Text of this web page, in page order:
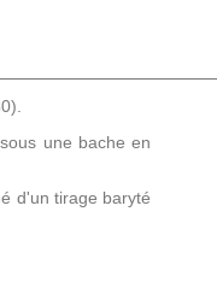
une bache en
d'un tirage baryté